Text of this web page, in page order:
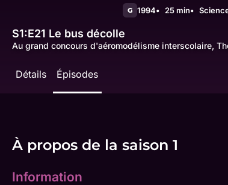
G 1994 25 min
S1:E21 Le bus décolle
Au grand concours d'aéromodélisme interscolaire,
Détails Épisodes
À propos de la saison 1
Information